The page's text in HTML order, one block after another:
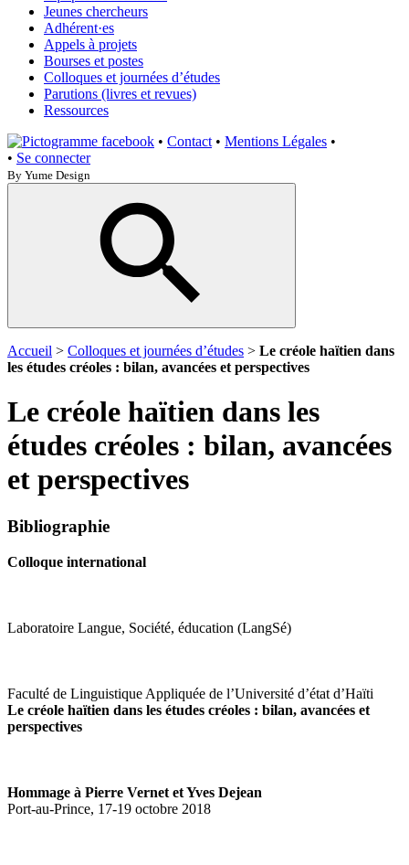
Jeunes chercheurs
Adhérent·es
Appels à projets
Bourses et postes
Colloques et journées d’études
Parutions (livres et revues)
Ressources
• Contact • Mentions Légales •
• Se connecter
By Yume Design
Accueil > Colloques et journées d’études > Le créole haïtien dans
les études créoles : bilan, avancées et perspectives
Le créole haïtien dans les
études créoles : bilan, avancées
et perspectives
Bibliographie
Colloque international
Laboratoire Langue, Société, éducation (LangSé)
Faculté de Linguistique Appliquée de l’Université d’état d’Haïti
Le créole haïtien dans les études créoles : bilan, avancées et
perspectives
Hommage à Pierre Vernet et Yves Dejean
Port-au-Prince, 17-19 octobre 2018